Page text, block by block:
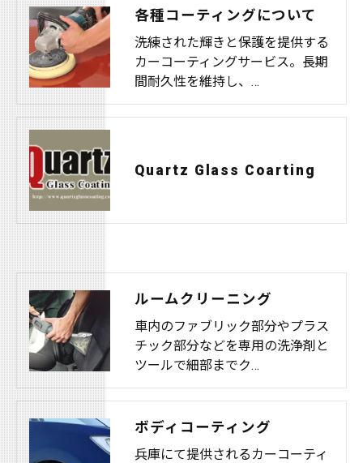
各種コーティングについて
洗練された輝きと保護を提供する
カーコーティングサービス。長期
間耐久性を維持し、…
Quartz Glass Coarting
ルームクリーニング
車内のファブリック部分やプラス
チック部分などを専用の洗浄剤と
ツールで細部までク…
ボディコーティング
兵庫にて提供されるカーコーティ